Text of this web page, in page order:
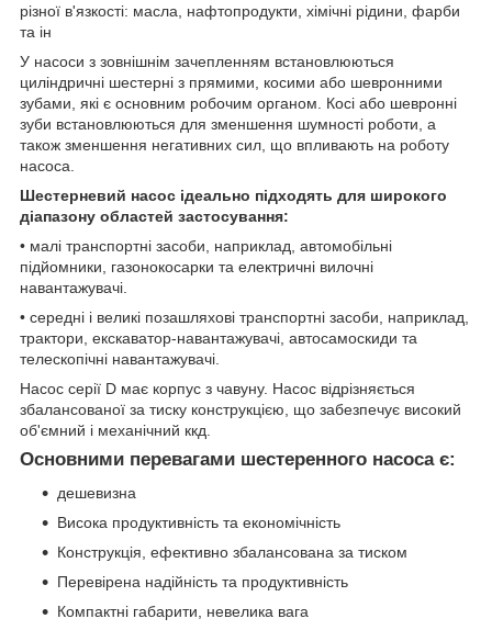
різної в'язкості: масла, нафтопродукти, хімічні рідини, фарби
та ін
У насоси з зовнішнім зачепленням встановлюються
циліндричні шестерні з прямими, косими або шевронними
зубами, які є основним робочим органом. Косі або шевронні
зуби встановлюються для зменшення шумності роботи, а
також зменшення негативних сил, що впливають на роботу
насоса.
Шестерневий насос ідеально підходять для широкого
діапазону областей застосування:
• малі транспортні засоби, наприклад, автомобільні
підйомники, газонокосарки та електричні вилочні
навантажувачі.
• середні і великі позашляхові транспортні засоби, наприклад,
трактори, екскаватор-навантажувачі, автосамоскиди та
телескопічні навантажувачі.
Насос серії D має корпус з чавуну. Насос відрізняється
збалансованої за тиску конструкцією, що забезпечує високий
об'ємний і механічний ккд.
Основними перевагами шестеренного насоса є:
дешевизна
Висока продуктивність та економічність
Конструкція, ефективно збалансована за тиском
Перевірена надійність та продуктивність
Компактні габарити, невелика вага